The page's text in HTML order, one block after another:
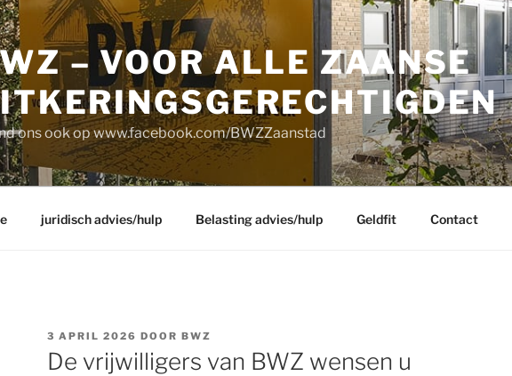
– VOOR ALLE ZAANSE
ons ook op www.facebook.com/BWZZaanstad
juridisch advies/hulp Belasting advies/hulp Geldfit Contact
GEPLAATST
OP
3 APRIL 2026 DOOR BWZ
De vrijwilligers van BWZ wensen u